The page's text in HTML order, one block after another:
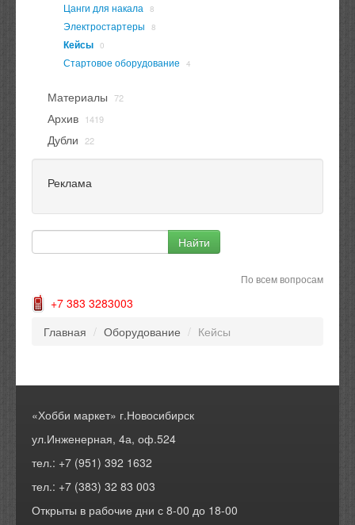
Цанги для накала 8
Электростартеры 8
Кейсы 0
Стартовое оборудование 4
Материалы 72
Архив 1419
Дубли 22
Реклама
По всем вопросам
+7 383 3283003
Главная / Оборудование / Кейсы
«Хобби маркет» г.Новосибирск
ул.Инженерная, 4а, оф.524
тел.: +7 (951) 392 1632
тел.: +7 (383) 32 83 003
Открыты в рабочие дни с 8-00 до 18-00